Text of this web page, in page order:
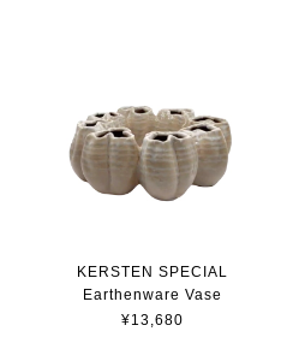
KERSTEN SPECIAL
Earthenware Vase
¥13,680